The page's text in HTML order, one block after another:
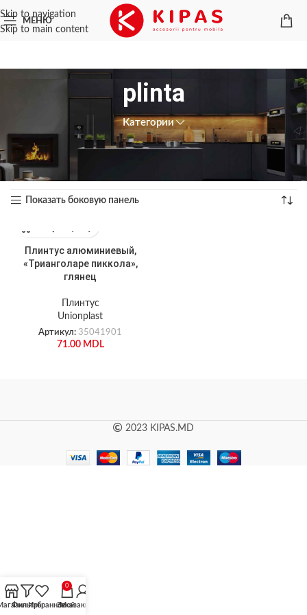
Skip to navigation
Skip to main content
МЕНЮ
plinta
Категории
Главная Товары с меткой «plinta»
Отображение единственного товара
Показать боковую панель
Плинтус алюминиевый,
«Трианголаре пиккола»,
глянец
Плинтус
Unionplast
Артикул: 35041901
71.00 MDL
2023 KIPAS.MD
ФильтрыИзбранное
0
Заказ
Мой аккаунт